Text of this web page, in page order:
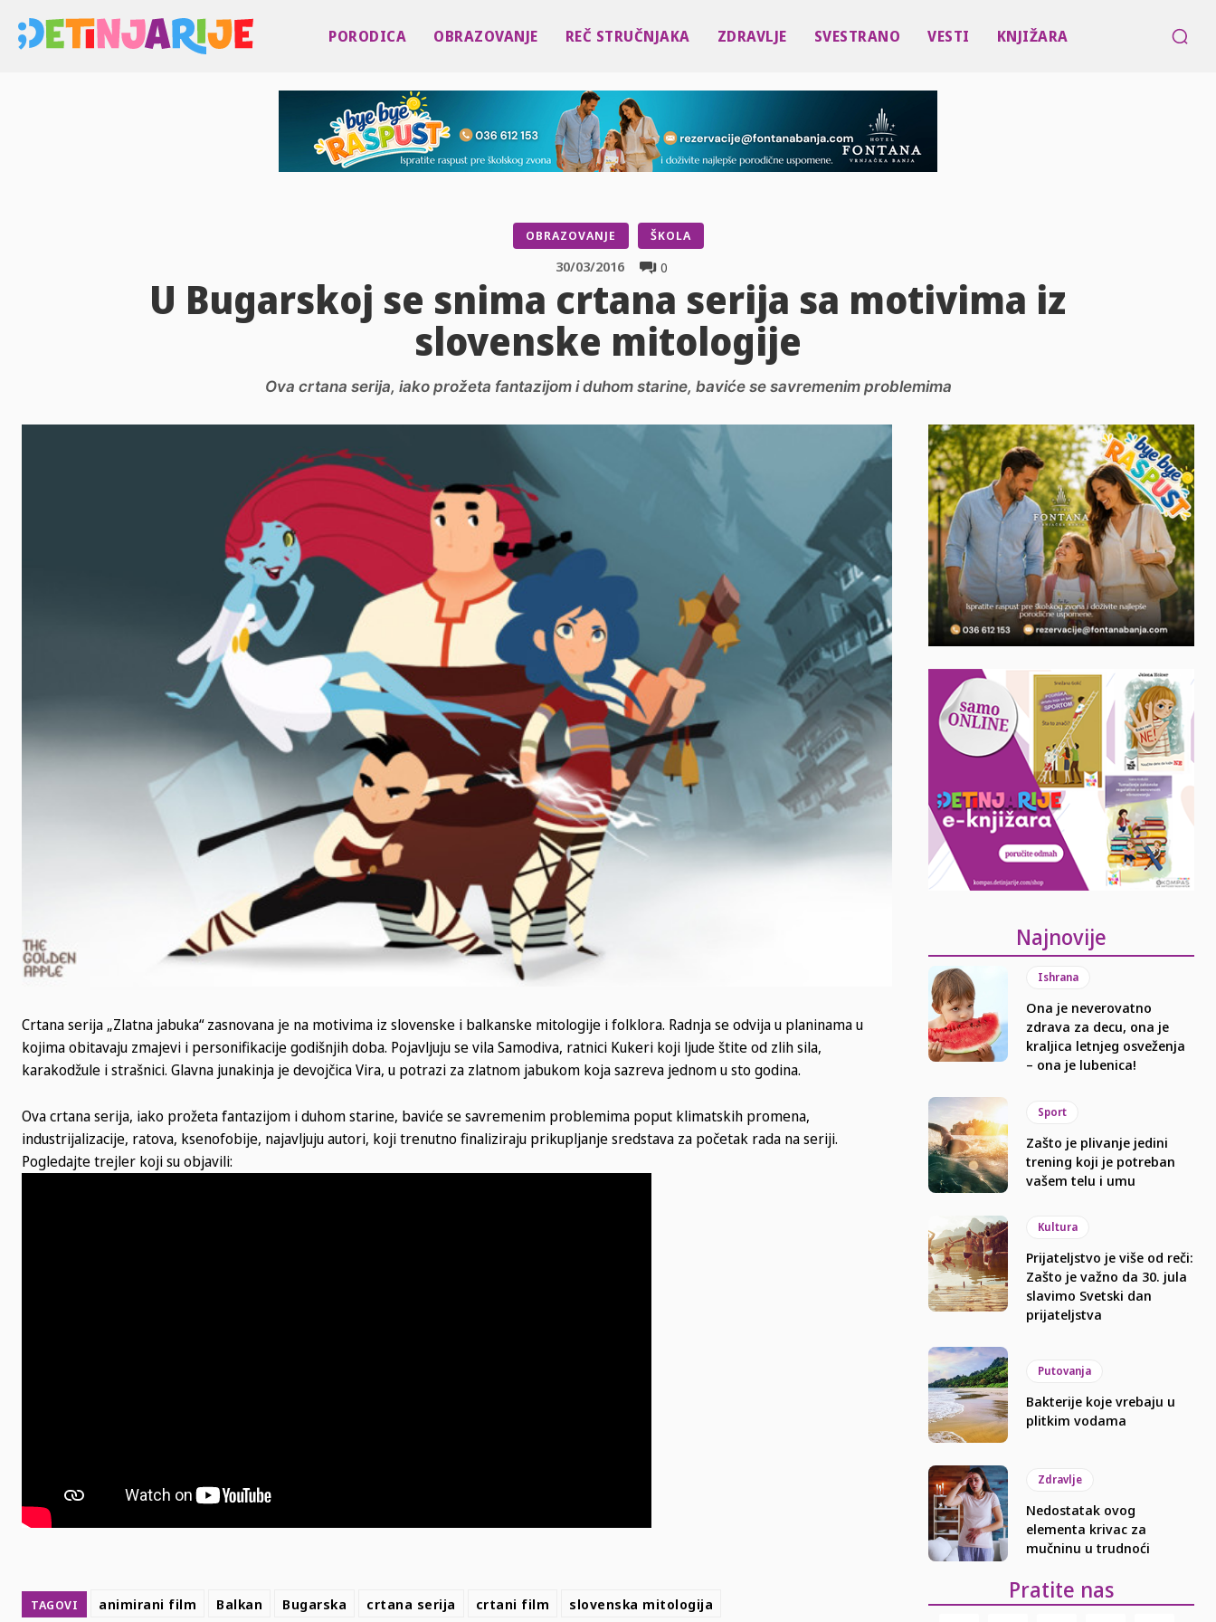
PORODICA OBRAZOVANJE REČ STRUČNJAKA ZDRAVLJE SVESTRANO VESTI KNJIŽARA
OBRAZOVANJE ŠKOLA
0
30/03/2016
U Bugarskoj se snima crtana serija sa motivima iz
slovenske mitologije
Ova crtana serija, iako prožeta fantazijom i duhom starine, baviće se savremenim problemima
Crtana serija „Zlatna jabuka“ zasnovana je na motivima iz slovenske i balkanske mitologije i folklora. Radnja se odvija u planinama u
kojima obitavaju zmajevi i personifikacije godišnjih doba. Pojavljuju se vila Samodiva, ratnici Kukeri koji ljude štite od zlih sila,
karakodžule i strašnici. Glavna junakinja je devojčica Vira, u potrazi za zlatnom jabukom koja sazreva jednom u sto godina.
Ova crtana serija, iako prožeta fantazijom i duhom starine, baviće se savremenim problemima poput klimatskih promena,
industrijalizacije, ratova, ksenofobije, najavljuju autori, koji trenutno finaliziraju prikupljanje sredstava za početak rada na seriji.
Pogledajte trejler koji su objavili:
TAGOVI animirani film Balkan Bugarska crtana serija crtani film slovenska mitologija
Najnovije
Ishrana
Ona je neverovatno
zdrava za decu, ona je
kraljica letnjeg osveženja
– ona je lubenica!
Sport
Zašto je plivanje jedini
trening koji je potreban
vašem telu i umu
Kultura
Prijateljstvo je više od reči:
Zašto je važno da 30. jula
slavimo Svetski dan
prijateljstva
Putovanja
Bakterije koje vrebaju u
plitkim vodama
Zdravlje
Nedostatak ovog
elementa krivac za
mučninu u trudnoći
Pratite nas